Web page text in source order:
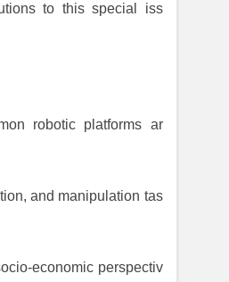
to this special iss
robotic platforms ar
and manipulation tas
economic perspectiv